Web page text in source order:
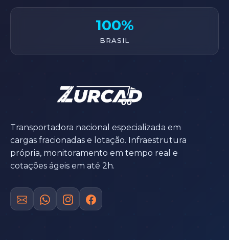
100%
BRASIL
Transportadora nacional especializada em
cargas fracionadas e lotação. Infraestrutura
própria, monitoramento em tempo real e
cotações ágeis em até 2h.